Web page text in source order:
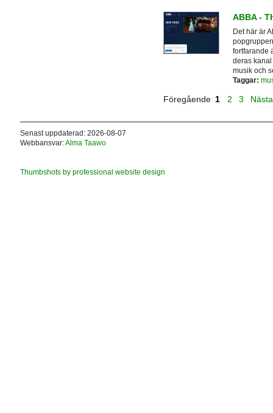
ABBA -
Det här är
fortfarande
deras kanal
musik och
Taggar:
Föregående 1 2 3
Senast uppdaterad: 2026-08-07
Webbansvar:Alma Taawo
Thumbshots by professional website design